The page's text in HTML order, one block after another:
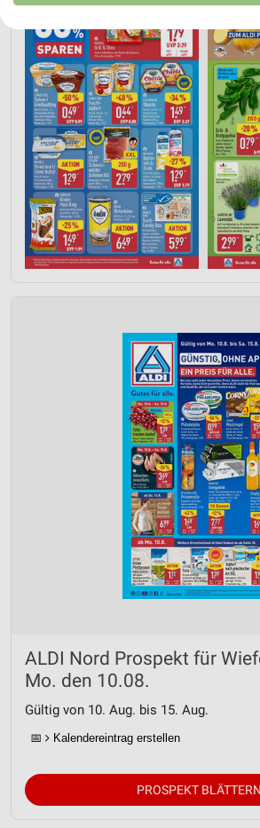
ALDI Nord Prospekt für
Mo. den 10.08.
Gültig von 10. Aug. bis 15. Aug.
📅 Kalendereintrag erstellen
PROSPEKT BLÄTTERN
Website/App.
Partnerliste anzeigen (1 IAB-Anbieter)
Wir nutzen Ihre Daten für folgende Zwecke:
IAB-Verarbeitungszwecke:
Speichern von oder Zugriff auf
auf einem Endgerät
Verwendung reduzierter Daten zur
Werbeanzeigen
Erstellung von Profilen für
Werbung
Erstellung von Profilen zur
Verwendung von Profilen zur Auswahl
personalisierter Inhalte
Messung der Werbeleistung
Messung der Performance von Inhalten
Analyse von Zielgruppen durch
Kombinationen von Daten aus
Entwicklung und Verbesserung der
IAB-Besonderheiten:
Verwendung genauer Standortdaten
Geräte anhand von aktiv angeforderten
Informationen identifizieren